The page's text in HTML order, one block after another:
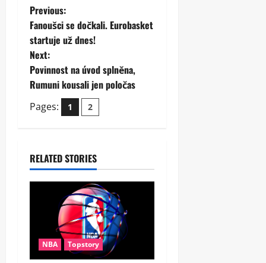
P
o
s
t
n
v
i
Previous:
Fanoušci se dočkali. Eurobasket
startuje už dnes!
Next:
Povinnost na úvod splněna,
Rumuni kousali jen poločas
Pages: 1 2
RELATED STORIES
NBA Topstory